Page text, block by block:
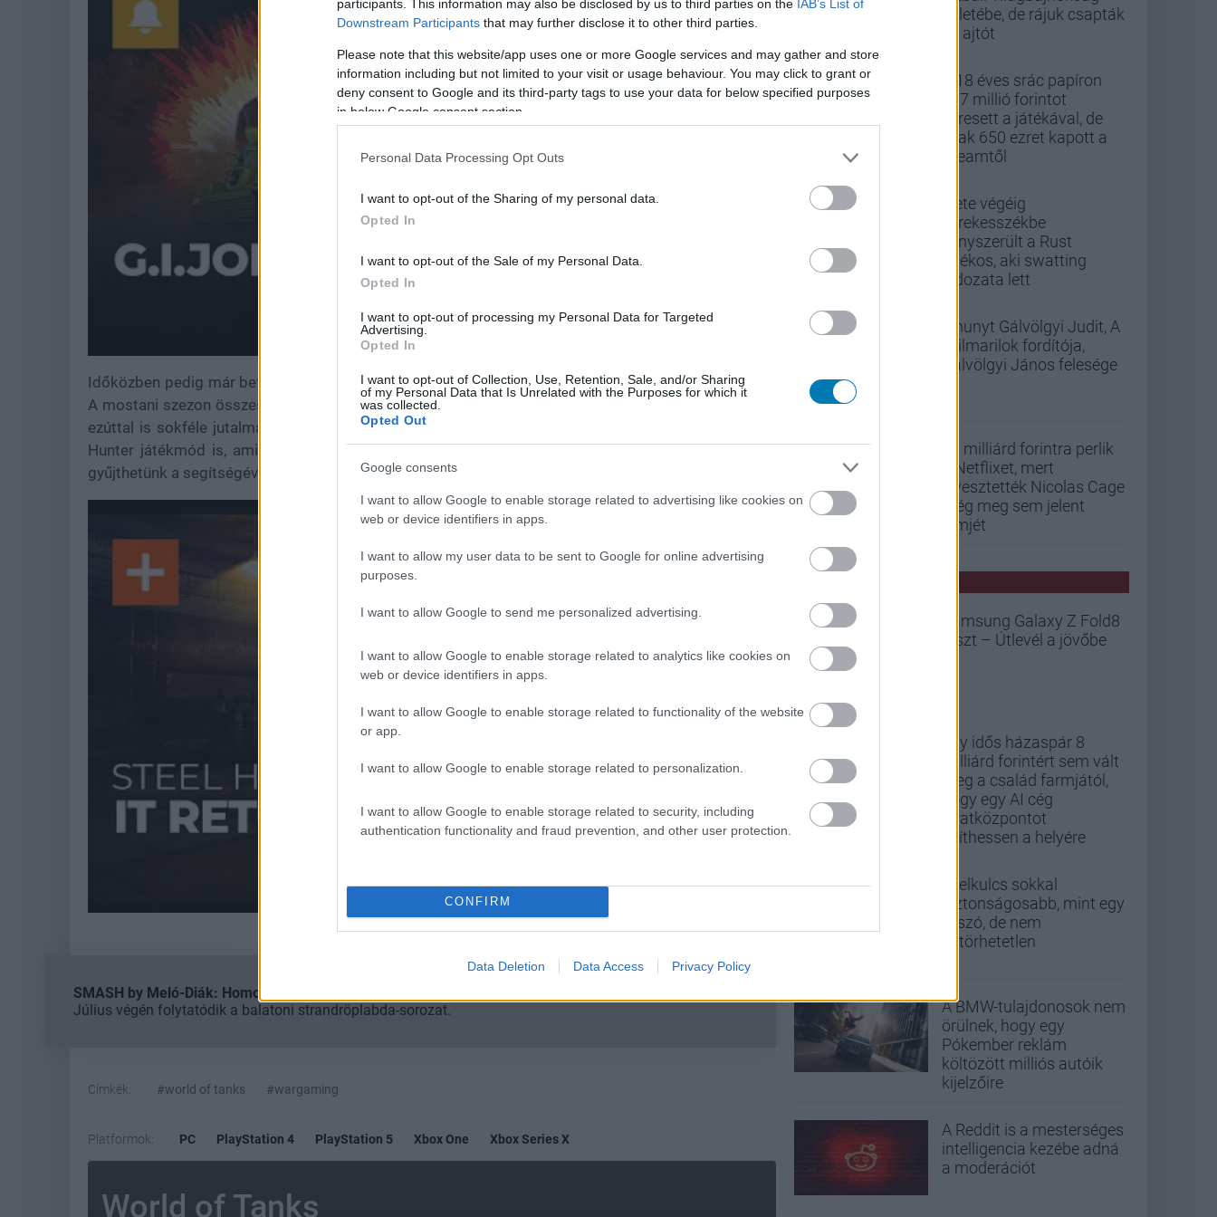
participants. This information may also be disclosed by us to third parties on the IAB’s List of
Downstream Participants that may further disclose it to other third parties.
Please note that this website/app uses one or more Google services and may gather and store
information including but not limited to your visit or usage behaviour. You may click to grant or
deny consent to Google and its third-party tags to use your data for below specified purposes
in below Google consent section.
Personal Data Processing Opt Outs
I want to opt-out of the Sharing of my personal data.
Opted In
I want to opt-out of the Sale of my Personal Data.
Opted In
I want to opt-out of processing my Personal Data for Targeted
Advertising.
Opted In
I want to opt-out of Collection, Use, Retention, Sale, and/or Sharing
of my Personal Data that Is Unrelated with the Purposes for which it
was collected.
Opted Out
Google consents
I want to allow Google to enable storage related to advertising like cookies on
web or device identifiers in apps.
I want to allow my user data to be sent to Google for online advertising
purposes.
I want to allow Google to send me personalized advertising.
I want to allow Google to enable storage related to analytics like cookies on
web or device identifiers in apps.
I want to allow Google to enable storage related to functionality of the website
or app.
I want to allow Google to enable storage related to personalization.
I want to allow Google to enable storage related to security, including
authentication functionality and fraud prevention, and other user protection.
CONFIRM
Data Deletion Data Access Privacy Policy
Időközben pedig már befutott PC-re a Battle Pass negyedik szezonja, ami június 15-ig lesz elérhető.
A mostani szezon összesen 3, egyenként 50 szakasszal rendelkező fejezetből áll, és természetesen
ezúttal is sokféle jutalmat gyűjthetünk be. Ezzel együtt pedig visszatért a sokak által kedvelt Steel
Hunter játékmód is, ami március 21-ig lesz elérhető, és érdemes lehet pörgetni, hiszen pontokat
gyűjthetünk a segítségével a Battle Passhez.
SMASH by Meló-Diák: Homok, zene és a nyár legjobb hangulata – Jön a második forduló! (X)
Július végén folytatódik a balatoni strandröplabda-sorozat.
Címkék: #world of tanks #wargaming
Platformok: PC PlayStation 4 PlayStation 5 Xbox One Xbox Series X
World of Tanks
üzletébe, de rájuk csapták
az ajtót
A 18 éves srác papíron
437 millió forintot
keresett a játékával, de
csak 650 ezret kapott a
Steamtől
Élete végéig
kerekesszékbe
kényszerült a Rust
játékos, aki swatting
áldozata lett
Elhunyt Gálvölgyi Judit, A
szilmarilok fordítója,
Gálvölgyi János felesége
33 milliárd forintra perlik
a Netflixet, mert
elvesztették Nicolas Cage
még meg sem jelent
filmjét
Samsung Galaxy Z Fold8
teszt – Útlevél a jövőbe
Egy idős házaspár 8
milliárd forintért sem vált
meg a család farmjától,
hogy egy AI cég
adatközpontot
építhessen a helyére
A jelkulcs sokkal
biztonságosabb, mint egy
jelszó, de nem
feltörhetetlen
A BMW-tulajdonosok nem
örülnek, hogy egy
Pókember reklám
költözött milliós autóik
kijelzőire
A Reddit is a mesterséges
intelligencia kezébe adná
a moderációt